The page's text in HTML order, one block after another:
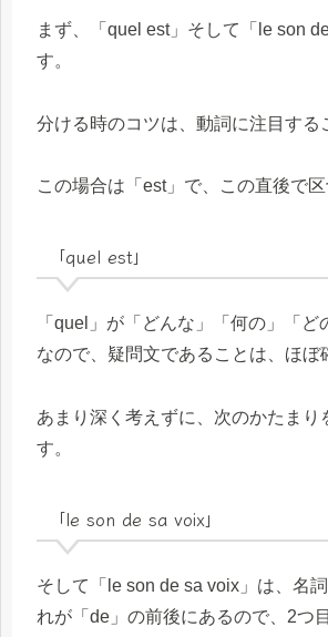
まず、「quel est」そして「le son
す。
分ける時のコツは、動詞に注目する
この場合は「est」で、この直後で区
「quel est」
「quel」が「どんな」「何の」「ど
なので、疑問文であることは、ほぼ
あまり深く考えずに、次のかたまり
す。
「le son de sa voix」
そして「le son de sa voix」は、名
れが「de」の前後にあるので、2つ